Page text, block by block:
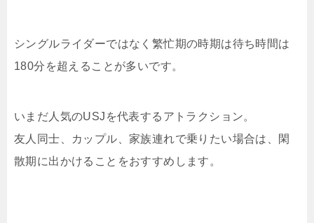
シングルライダーではなく繁忙期の時期は待ち時間は
180分を超えることが多いです。
いまだ人気のUSJを代表するアトラクション。
友人同士、カップル、家族連れで乗りたい場合は、閑
散期に出かけることをおすすめします。